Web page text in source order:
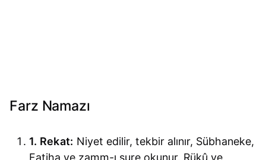
Farz Namazı
1. Rekat: Niyet edilir, tekbir alınır, Sübhaneke,
Fatiha ve zamm-ı sure okunur. Rükû ve